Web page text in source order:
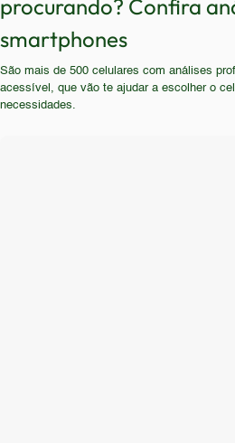
boa autonomia. Usuários com
em tecnologia, que não se
tecnologias, também se
que exigem multitarefa
buscam as últimas tecnologias
avançados. Usuários que
aparelho com desempenho
qualidade devem procurar
procurando? Confira
smartphones
São mais de 500 celulares com análises
acessível, que vão te ajudar a escolher o
necessidades.